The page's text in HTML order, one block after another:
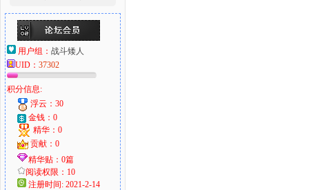
用户组： 战斗矮人
UID： 37302
积分信息:
浮云：30
金钱：0
精华：0
贡献：0
精华贴：0篇
阅读权限：10
注册时间: 2021-2-14